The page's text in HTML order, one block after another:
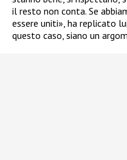
il resto non conta. Se
essere uniti», ha replicato
questo caso, siano un